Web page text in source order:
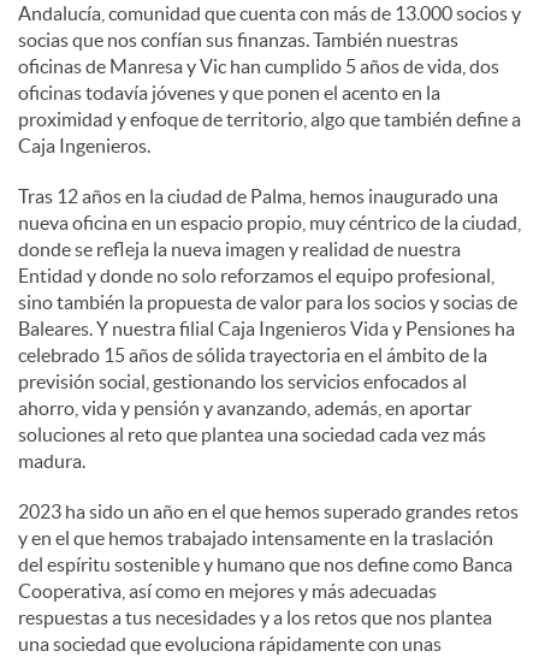
Andalucía, comunidad que cuenta con más de 13.000 socios y
socias que nos confían sus finanzas. También nuestras
oficinas de Manresa y Vic han cumplido 5 años de vida, dos
oficinas todavía jóvenes y que ponen el acento en la
proximidad y enfoque de territorio, algo que también define a
Caja Ingenieros.
Tras 12 años en la ciudad de Palma, hemos inaugurado una
nueva oficina en un espacio propio, muy céntrico de la ciudad,
donde se refleja la nueva imagen y realidad de nuestra
Entidad y donde no solo reforzamos el equipo profesional,
sino también la propuesta de valor para los socios y socias de
Baleares. Y nuestra filial Caja Ingenieros Vida y Pensiones ha
celebrado 15 años de sólida trayectoria en el ámbito de la
previsión social, gestionando los servicios enfocados al
ahorro, vida y pensión y avanzando, además, en aportar
soluciones al reto que plantea una sociedad cada vez más
madura.
2023 ha sido un año en el que hemos superado grandes retos
y en el que hemos trabajado intensamente en la traslación
del espíritu sostenible y humano que nos define como Banca
Cooperativa, así como en mejores y más adecuadas
respuestas a tus necesidades y a los retos que nos plantea
una sociedad que evoluciona rápidamente con unas